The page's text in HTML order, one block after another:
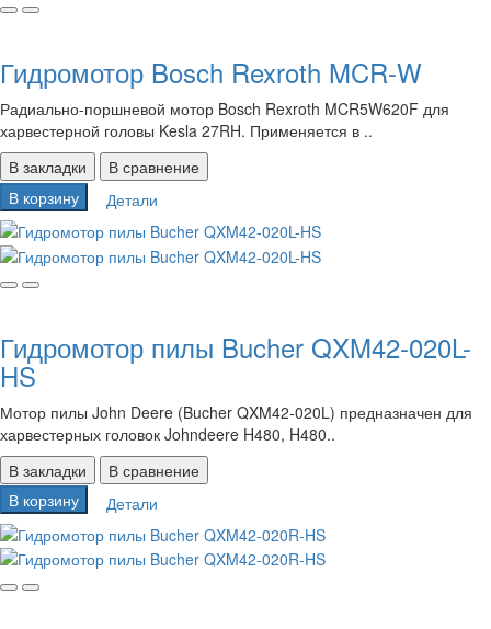
Гидромотор Bosch Rexroth MCR-W
Радиально-поршневой мотор Bosch Rexroth MCR5W620F для
харвестерной головы Kesla 27RH. Применяется в ..
В закладки
В сравнение
В корзину
Детали
Гидромотор пилы Bucher QXM42-020L-
HS
Мотор пилы John Deere (Bucher QXM42-020L) предназначен для
харвестерных головок Johndeere H480, H480..
В закладки
В сравнение
В корзину
Детали